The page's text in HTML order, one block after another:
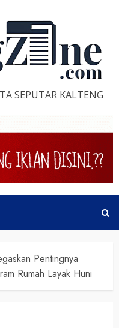
SEPUTAR KALTENG
Pentingnya
Rumah Layak Huni